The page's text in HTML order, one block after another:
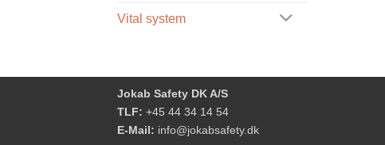
Vital system
Jokab Safety DK A/S
TLF: +45 44 34 14 54
E-Mail: info@jokabsafety.dk